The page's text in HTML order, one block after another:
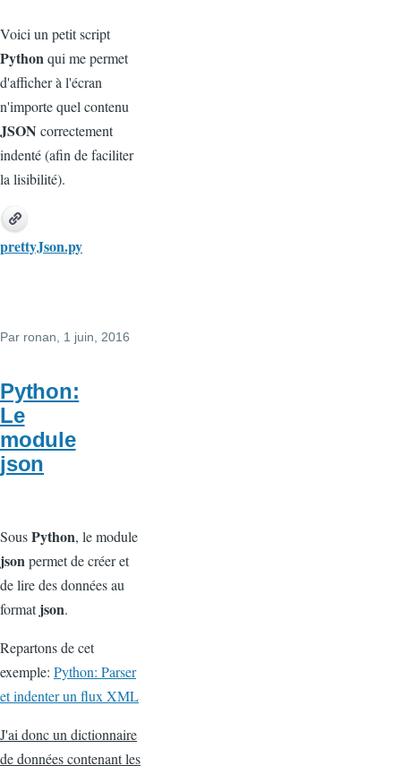
Voici un petit script
Pythonqui me permet
d'afficher à l'écran
n'importe quel contenu
JSON correctement
indenté (afin de faciliter
la lisibilité).
prettyJson.py
Par ronan , 1 juin, 2016
Python:
Le
module
json
SousPython, le module
jsonpermet de créer et
de lire des données au
formatjson.
Repartons de cet
exemple: Python: Parser
et indenter un flux XML
J'ai donc un dictionnaire
de données contenant les